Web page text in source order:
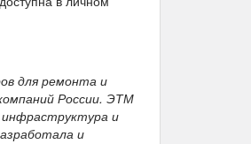
для ремонта и
России. ЭТМ
инфраструктура и
и